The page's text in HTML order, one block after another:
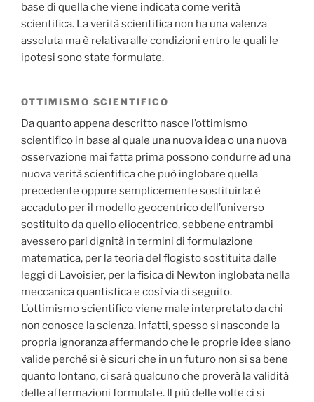
base di quella che viene indicata come verità
scientifica. La verità scientifica non ha una valenza
assoluta ma è relativa alle condizioni entro le quali le
ipotesi sono state formulate.
OTTIMISMO SCIENTIFICO
Da quanto appena descritto nasce l’ottimismo
scientifico in base al quale una nuova idea o una nuova
osservazione mai fatta prima possono condurre ad una
nuova verità scientifica che può inglobare quella
precedente oppure semplicemente sostituirla: è
accaduto per il modello geocentrico dell’universo
sostituito da quello eliocentrico, sebbene entrambi
avessero pari dignità in termini di formulazione
matematica, per la teoria del flogisto sostituita dalle
leggi di Lavoisier, per la fisica di Newton inglobata nella
meccanica quantistica e così via di seguito.
L’ottimismo scientifico viene male interpretato da chi
non conosce la scienza. Infatti, spesso si nasconde la
propria ignoranza affermando che le proprie idee siano
valide perché si è sicuri che in un futuro non si sa bene
quanto lontano, ci sarà qualcuno che proverà la validità
delle affermazioni formulate. Il più delle volte ci si